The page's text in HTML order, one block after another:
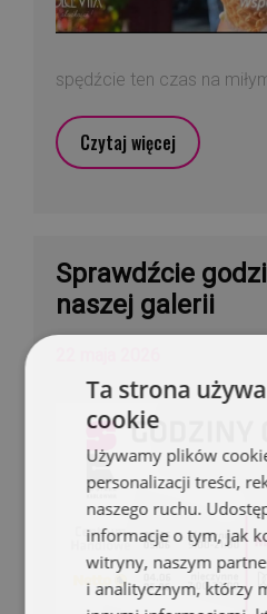
spędźcie ten czas na
Czytaj więcej
Sprawdźcie
naszej galerii
Ta strona
cookie
Używamy plików
personalizacji treści,
naszego ruchu.
informacje o tym, jak
witryny, naszym
i analitycznym, którzy